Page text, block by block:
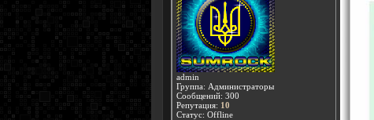
admin
Группа: Администраторы
Сообщений: 300
Репутация: 10
Статус: Offline